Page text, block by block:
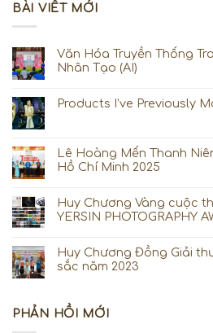
BÀI VIẾT MỚI
Văn Hóa Truyền Thống
Nhân Tạo (AI)
Products I’ve Previously
Lê Hoàng Mến Thanh
Hồ Chí Minh 2025
Huy Chương Vàng cuộc
YERSIN PHOTOGRAPHY
Huy Chương Đồng Giải
sắc năm 2023
PHẢN HỒI MỚI